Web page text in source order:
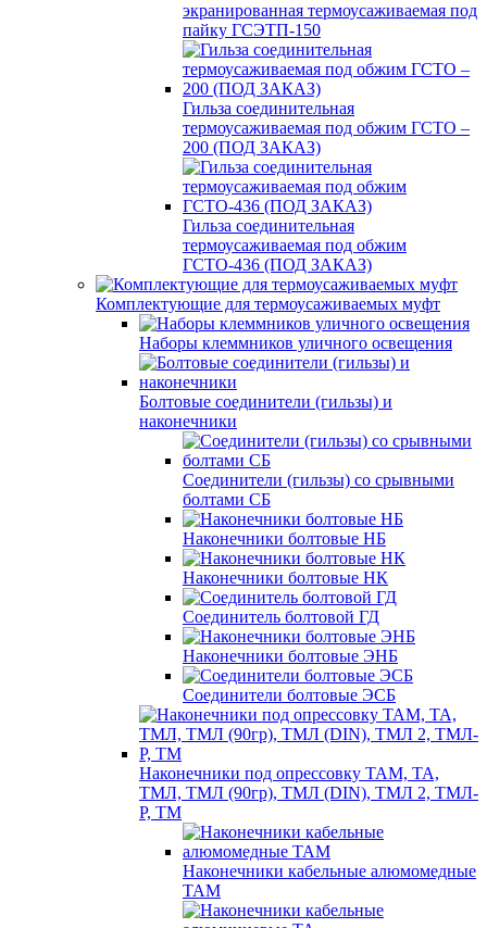
экранированная термоусаживаемая под
пайку ГСЭТП-150
Гильза соединительная
термоусаживаемая под обжим ГСТО –
200 (ПОД ЗАКАЗ)
Гильза соединительная
термоусаживаемая под обжим
ГСТО-436 (ПОД ЗАКАЗ)
Комплектующие для термоусаживаемых муфт
Наборы клеммников уличного освещения
Болтовые соединители (гильзы) и
наконечники
Соединители (гильзы) со срывными
болтами СБ
Наконечники болтовые НБ
Наконечники болтовые НК
Соединитель болтовой ГД
Наконечники болтовые ЭНБ
Соединители болтовые ЭСБ
Наконечники под опрессовку ТАМ, ТА,
ТМЛ, ТМЛ (90гр), ТМЛ (DIN), ТМЛ 2, ТМЛ-
Р, ТМ
Наконечники кабельные алюмомедные
ТАМ